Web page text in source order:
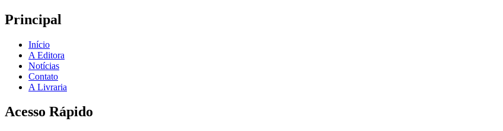
Principal
Início
A Editora
Notícias
Contato
A Livraria
Acesso Rápido